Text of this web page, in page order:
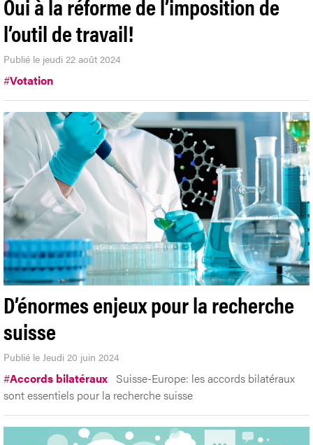
l’outil de travail!
Publié le jeudi 22 août 2024
#Votation
D’énormes enjeux pour la recherche
suisse
Publié le Jeudi 20 juin 2024
#Accords bilatéraux Suisse-Europe: les accords bilatéraux
sont essentiels pour la recherche suisse